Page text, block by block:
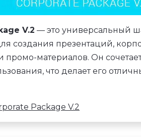
V.2 — это универсальный
создания презентаций,
промо-материалов. Он
что делает его
Package V.2